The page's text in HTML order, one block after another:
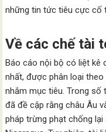
những tin tức tiêu cực cố
Về các chế tài
Báo cáo nội bộ có liệt kê
nhất, được phân loại
nhắm mục tiêu. Trong
đã đề cập rằng châu Âu
pháp trừng phạt chống